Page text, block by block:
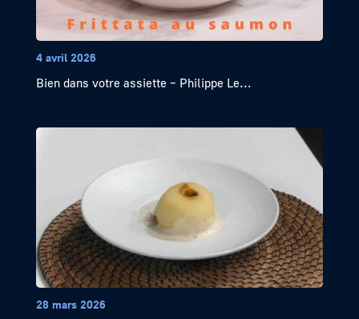
4 avril 2026
Bien dans votre assiette – Philippe Le...
28 mars 2026